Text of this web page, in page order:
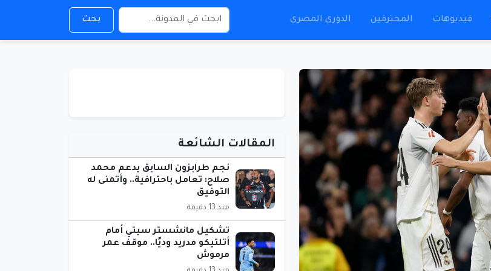
فيديوهات المحترفين الدوري المصري بحث
المقالات الشائعة
نجم طرابزون السابق يدعم محمد
صلاح: تعامل باحترافية.. وأتمنى له
التوفيق
منذ 13 دقيقة
تشكيل مانشستر سيتي أمام
أتلتيكو مدريد وديًا.. موقف عمر
مرموش